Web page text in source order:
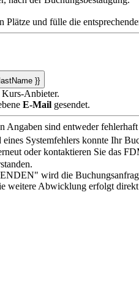
und fülle die
}}
Anbieter.
E-Mail gesendet.
Angaben sind entweder
Systemfehlers konnte Ihr
oder kontaktieren Sie das
wird die Buchungsanfrage
weitere Abwicklung erfolgt